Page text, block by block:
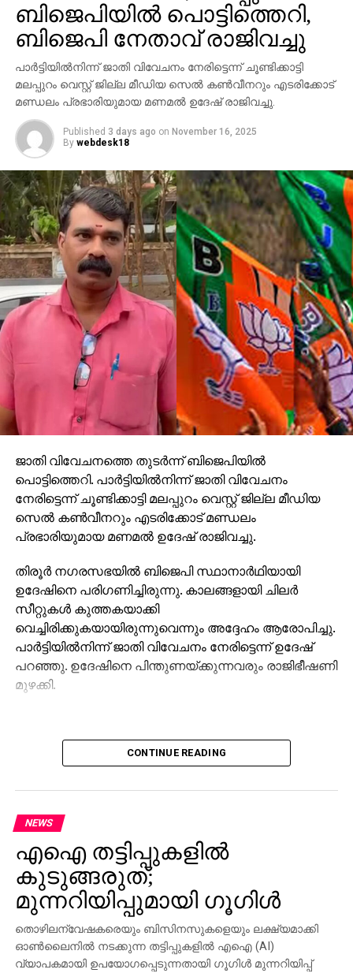
പരാതിയില്‍ പറയുന്നു. വിദ്യാഭ്യാസ
ആവശ്യങ്ങള്‍ക്കായി എറണാകുളത്ത് എത്തിയവരാണ്
പ്രതികളെന്ന് പൊലീസ് കണ്ടെത്തിയിട്ടുണ്ട്.
സംഭവത്തില്‍ അലീനയുടെ കൈക്ക് പരുക്കേല്‍ക്കുകയും
ചെയ്തു.
ബിജെപിയില്‍ പൊട്ടിത്തെറി,
ബിജെപി നേതാവ് രാജിവച്ചു
പാര്‍ട്ടിയില്‍നിന്ന് ജാതി വിവേചനം നേരിട്ടെന്ന് ചൂണ്ടിക്കാട്ടി
മലപ്പുറം വെസ്റ്റ് ജില്ല മീഡിയ സെല്‍ കണ്‍വീനറും എടരിക്കോട്
മണ്ഡലം പ്രഭാരിയുമായ മണമല്‍ ഉദേഷ് രാജിവച്ചു.
Published 3 days ago on November 16, 2025
By webdesk18
ജാതി വിവേചനത്തെ തുടര്‍ന്ന് ബിജെപിയില്‍
പൊട്ടിത്തെറി. പാര്‍ട്ടിയില്‍നിന്ന് ജാതി വിവേചനം
നേരിട്ടെന്ന് ചൂണ്ടിക്കാട്ടി മലപ്പുറം വെസ്റ്റ് ജില്ല മീഡിയ
സെല്‍ കണ്‍വീനറും എടരിക്കോട് മണ്ഡലം
പ്രഭാരിയുമായ മണമല്‍ ഉദേഷ് രാജിവച്ചു.
തിരൂര്‍ നഗരസഭയില്‍ ബിജെപി സ്ഥാനാര്‍ഥിയായി
ഉദേഷിനെ പരിഗണിച്ചിരുന്നു. കാലങ്ങളായി ചിലര്‍
സീറ്റുകള്‍ കുത്തകയാക്കി
വെച്ചിരിക്കുകയായിരുന്നുവെന്നും അദ്ദേഹം ആരോപിച്ചു.
പാര്‍ട്ടിയില്‍നിന്ന് ജാതി വിവേചനം നേരിട്ടെന്ന് ഉദേഷ്
പറഞ്ഞു. ഉദേഷിനെ പിന്തുണയ്ക്കുന്നവരും രാജിഭീഷണി
മുഴക്കി.
CONTINUE READING
NEWS
എഐ തട്ടിപ്പുകളില്‍
കുടുങ്ങരുത്;
മുന്നറിയിപ്പുമായി ഗൂഗിള്‍
തൊഴിലന്വേഷകരെയും ബിസിനസുകളെയും ലക്ഷ്യമാക്കി
ഓണ്‍ലൈനില്‍ നടക്കുന്ന തട്ടിപ്പുകളില്‍ എഐ (AI)
വ്യാപകമായി ഉപയോഗപ്പെടുന്നതായി ഗൂഗിള്‍ മുന്നറിയിപ്പ്